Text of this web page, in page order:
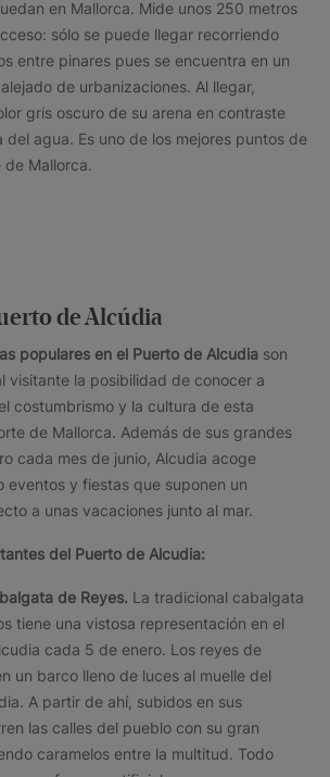
en Mallorca. Mide unos 250 metros
sólo se puede llegar recorriendo
entre pinares pues se encuentra en un
de urbanizaciones. Al llegar,
gris oscuro de su arena en contraste
del agua. Es uno de los mejores puntos de
Mallorca.
de Alcúdia
populares en el Puerto de Alcudia son
visitante la posibilidad de conocer a
costumbrismo y la cultura de esta
de Mallorca. Además de sus grandes
cada mes de junio, Alcudia acoge
eventos y fiestas que suponen un
a unas vacaciones junto al mar.
del Puerto de Alcudia:
de Reyes. La tradicional cabalgata
tiene una vistosa representación en el
cada 5 de enero. Los reyes de
un barco lleno de luces al muelle del
A partir de ahí, subidos en sus
las calles del pueblo con su gran
caramelos entre la multitud. Todo